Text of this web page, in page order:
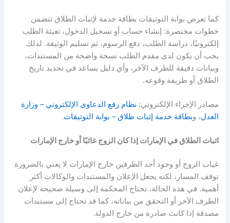
كما تعرض بوابة التوثيقات بطاقة خدمة لإثبات الطلاق تتضمن
خطوات مختصرة: إنشاء حساب أو تسجيل الدخول، تعبئة الطلب
إلكترونيًا، دراسة الطلب، دفع الرسوم، ثم تسليم الوثيقة. لذلك
يجب أن يكون لدى مقدم الطلب نسخة واضحة من المستندات،
وبيانات دقيقة للطرف الآخر، وأي دليل يساعد في تحديد تاريخ
الطلاق أو طريقة وقوعه.
مصادر الإجراء الإلكتروني: نظام رفع الدعاوى الإلكتروني– وزارة
العدل، وبطاقة خدمة إثبات طلاق– بوابة التوثيقات.
اثبات الطلاق في الإمارات إذا كان الزوج غائبًا أو خارج الإمارات
غياب الزوج أو وجود أحد الطرفين خارج الإمارات لا يعني بالضرورة
توقف المسار، لكنه يجعل الإعلان والمستندات والوكالات أكثر
أهمية. في هذه الحالة، تحتاج المحكمة إلى وسيلة صحيحة لإعلان
الطرف الآخر أو التحقق من بياناته، كما قد تحتاج إلى مستندات
مصدقة إذا كانت صادرة من خارج الدولة.